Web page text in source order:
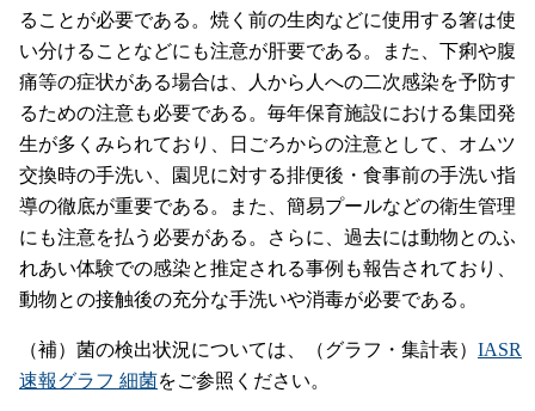
ることが必要である。焼く前の生肉などに使用する箸は使
い分けることなどにも注意が肝要である。また、下痢や腹
痛等の症状がある場合は、人から人への二次感染を予防す
るための注意も必要である。毎年保育施設における集団発
生が多くみられており、日ごろからの注意として、オムツ
交換時の手洗い、園児に対する排便後・食事前の手洗い指
導の徹底が重要である。また、簡易プールなどの衛生管理
にも注意を払う必要がある。さらに、過去には動物とのふ
れあい体験での感染と推定される事例も報告されており、
動物との接触後の充分な手洗いや消毒が必要である。
（補）菌の検出状況については、（グラフ・集計表） IASR
速報グラフ 細菌をご参照ください。